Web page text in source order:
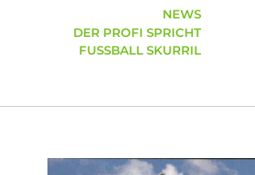
NEWS
DER PROFI SPRICHT
FUSSBALL SKURRIL